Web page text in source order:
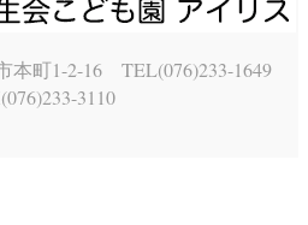
本町1-2-16 TEL(076)233-1649
3110